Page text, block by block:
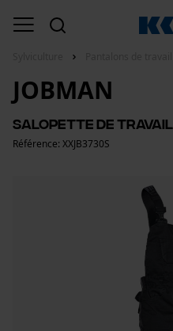
JOBMAN
Salopette de travail
Référence: XXJB3730S